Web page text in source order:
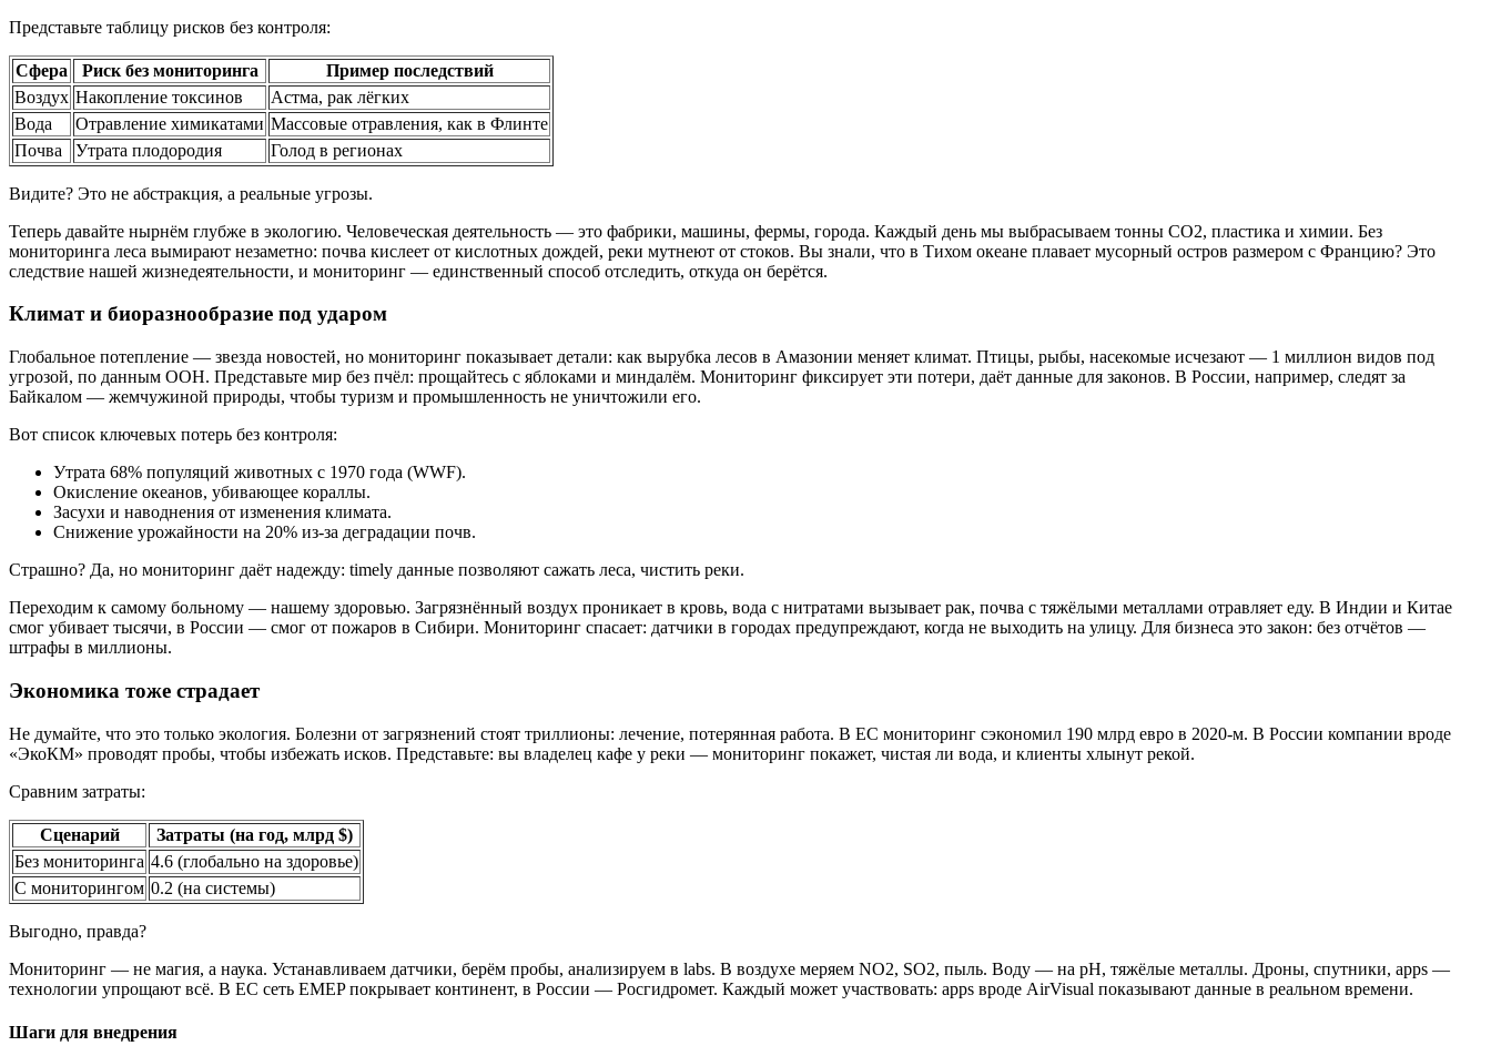
Представьте таблицу рисков без контроля:
Сфера Риск без мониторинга
Пример последствий
Воздух Накопление токсинов
Астма, рак лёгких
Вода
Отравление химикатами Массовые отравления, как в Флинте
Почва
Утрата плодородия Голод в регионах
Видите? Это не абстракция, а реальные угрозы.
Теперь давайте нырнём глубже в экологию. Человеческая деятельность — это фабрики, машины, фермы, города. Каждый день мы выбрасываем тонны CO2, пластика и химии. Без
мониторинга леса вымирают незаметно: почва кислеет от кислотных дождей, реки мутнеют от стоков. Вы знали, что в Тихом океане плавает мусорный остров размером с Францию? Это
следствие нашей жизнедеятельности, и мониторинг — единственный способ отследить, откуда он берётся.
Климат и биоразнообразие под ударом
Глобальное потепление — звезда новостей, но мониторинг показывает детали: как вырубка лесов в Амазонии меняет климат. Птицы, рыбы, насекомые исчезают — 1 миллион видов под
угрозой, по данным ООН. Представьте мир без пчёл: прощайтесь с яблоками и миндалём. Мониторинг фиксирует эти потери, даёт данные для законов. В России, например, следят за
Байкалом — жемчужиной природы, чтобы туризм и промышленность не уничтожили его.
Вот список ключевых потерь без контроля:
Утрата 68% популяций животных с 1970 года (WWF).
Окисление океанов, убивающее кораллы.
Засухи и наводнения от изменения климата.
Снижение урожайности на 20% из-за деградации почв.
Страшно? Да, но мониторинг даёт надежду: timely данные позволяют сажать леса, чистить реки.
Переходим к самому больному — нашему здоровью. Загрязнённый воздух проникает в кровь, вода с нитратами вызывает рак, почва с тяжёлыми металлами отравляет еду. В Индии и Китае
смог убивает тысячи, в России — смог от пожаров в Сибири. Мониторинг спасает: датчики в городах предупреждают, когда не выходить на улицу. Для бизнеса это закон: без отчётов —
штрафы в миллионы.
Экономика тоже страдает
Не думайте, что это только экология. Болезни от загрязнений стоят триллионы: лечение, потерянная работа. В ЕС мониторинг сэкономил 190 млрд евро в 2020-м. В России компании вроде
«ЭкоКМ» проводят пробы, чтобы избежать исков. Представьте: вы владелец кафе у реки — мониторинг покажет, чистая ли вода, и клиенты хлынут рекой.
Сравним затраты:
Сценарий
Затраты (на год, млрд $)
Без мониторинга 4.6 (глобально на здоровье)
С мониторингом 0.2 (на системы)
Выгодно, правда?
Мониторинг — не магия, а наука. Устанавливаем датчики, берём пробы, анализируем в labs. В воздухе меряем NO2, SO2, пыль. Воду — на pH, тяжёлые металлы. Дроны, спутники, apps —
технологии упрощают всё. В ЕС сеть EMEP покрывает континент, в России — Росгидромет. Каждый может участвовать: apps вроде AirVisual показывают данные в реальном времени.
Шаги для внедрения